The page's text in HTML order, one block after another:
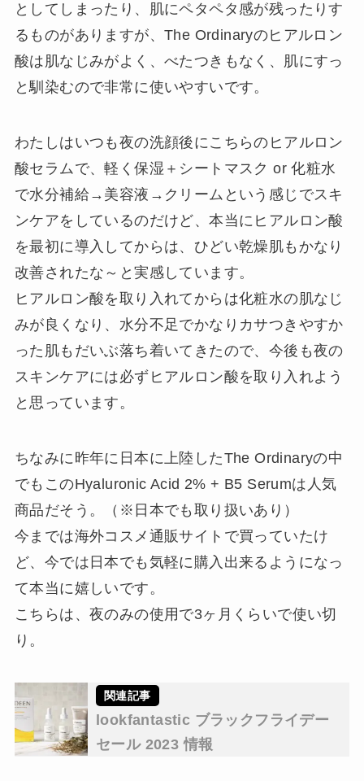
としてしまったり、肌にペタペタ感が残ったりす
るものがありますが、The Ordinaryのヒアルロン
酸は肌なじみがよく、べたつきもなく、肌にすっ
と馴染むので非常に使いやすいです。
わたしはいつも夜の洗顔後にこちらのヒアルロン
酸セラムで、軽く保湿＋シートマスク or 化粧水
で水分補給→美容液→クリームという感じでスキ
ンケアをしているのだけど、本当にヒアルロン酸
を最初に導入してからは、ひどい乾燥肌もかなり
改善されたな～と実感しています。
ヒアルロン酸を取り入れてからは化粧水の肌なじ
みが良くなり、水分不足でかなりカサつきやすか
った肌もだいぶ落ち着いてきたので、今後も夜の
スキンケアには必ずヒアルロン酸を取り入れよう
と思っています。
ちなみに昨年に日本に上陸したThe Ordinaryの中
でもこのHyaluronic Acid 2% + B5 Serumは人気
商品だそう。（※日本でも取り扱いあり）
今までは海外コスメ通販サイトで買っていたけ
ど、今では日本でも気軽に購入出来るようになっ
て本当に嬉しいです。
こちらは、夜のみの使用で3ヶ月くらいで使い切
り。
lookfantastic ブラックフライデー
セール 2023 情報